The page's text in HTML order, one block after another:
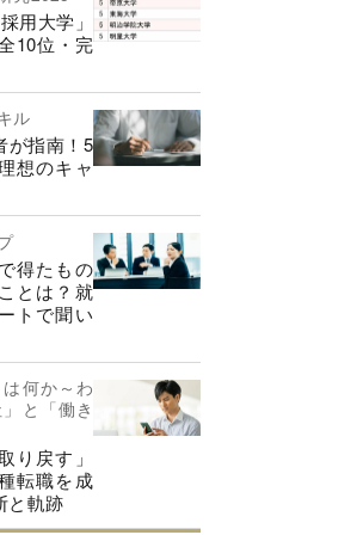
用大学」
10位・完
ル
が指南！5
想のキャ
得たもの
とは？就
トで聞い
何か～わ
と「働き
り戻す」
転職を成
と軌跡